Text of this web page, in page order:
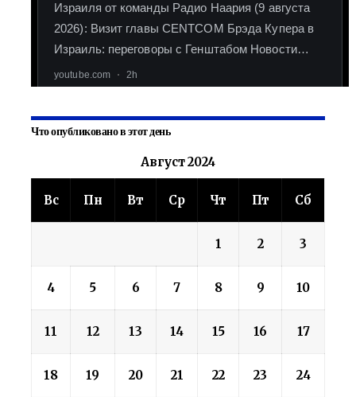
Что опубликовано в этот день
Август 2024
Вс Пн Вт Ср Чт Пт Сб
1 2 3
4 5 6 7 8 9 10
11 12 13 14 15 16 17
18 19 20 21 22 23 24